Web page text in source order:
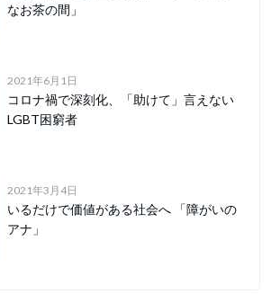
なお茶の間」
2021年6月1日
コロナ禍で深刻化、「助けて」言えない
LGBT困窮者
2021年3月4日
いるだけで価値がある社会へ 「障がいの
アナ」